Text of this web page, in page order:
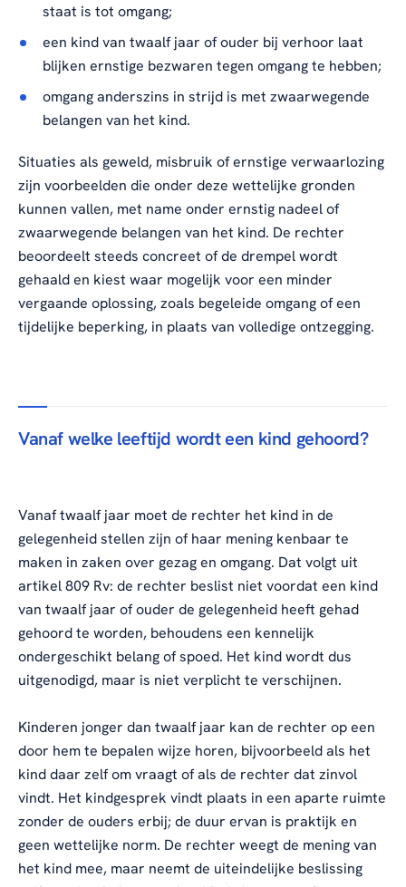
staat is tot omgang;
een kind van twaalf jaar of ouder bij verhoor laat
blijken ernstige bezwaren tegen omgang te hebben;
omgang anderszins in strijd is met zwaarwegende
belangen van het kind.
Situaties als geweld, misbruik of ernstige verwaarlozing
zijn voorbeelden die onder deze wettelijke gronden
kunnen vallen, met name onder ernstig nadeel of
zwaarwegende belangen van het kind. De rechter
beoordeelt steeds concreet of de drempel wordt
gehaald en kiest waar mogelijk voor een minder
vergaande oplossing, zoals begeleide omgang of een
tijdelijke beperking, in plaats van volledige ontzegging.
Vanaf welke leeftijd wordt een kind gehoord?
Vanaf twaalf jaar moet de rechter het kind in de
gelegenheid stellen zijn of haar mening kenbaar te
maken in zaken over gezag en omgang. Dat volgt uit
artikel 809 Rv: de rechter beslist niet voordat een kind
van twaalf jaar of ouder de gelegenheid heeft gehad
gehoord te worden, behoudens een kennelijk
ondergeschikt belang of spoed. Het kind wordt dus
uitgenodigd, maar is niet verplicht te verschijnen.
Kinderen jonger dan twaalf jaar kan de rechter op een
door hem te bepalen wijze horen, bijvoorbeeld als het
kind daar zelf om vraagt of als de rechter dat zinvol
vindt. Het kindgesprek vindt plaats in een aparte ruimte
zonder de ouders erbij; de duur ervan is praktijk en
geen wettelijke norm. De rechter weegt de mening van
het kind mee, maar neemt de uiteindelijke beslissing